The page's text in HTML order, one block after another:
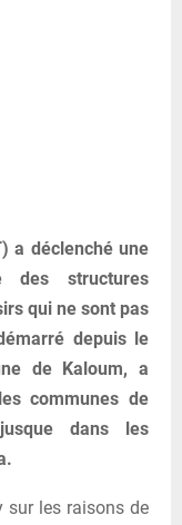
a déclenché une
des structures
qui ne sont pas
depuis le
de Kaloum, a
communes de
dans les
sur les raisons de